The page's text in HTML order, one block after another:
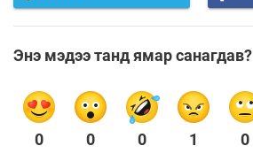
Энэ мэдээ танд ямар санагдав?
0 0 0 1 0